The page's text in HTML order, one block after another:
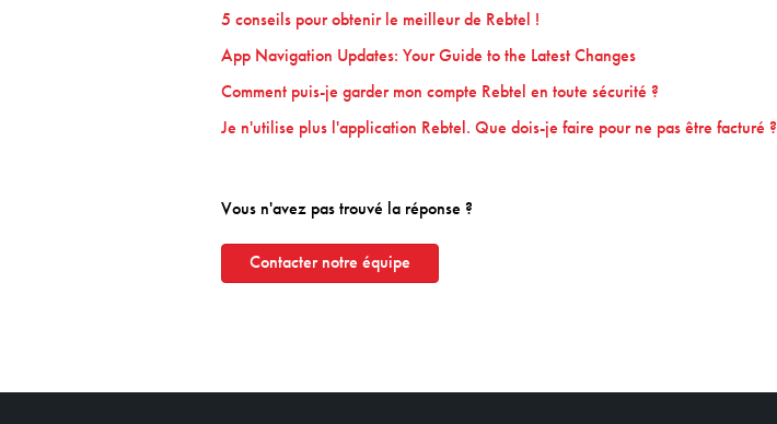
5 conseils pour obtenir le meilleur de Rebtel !
App Navigation Updates: Your Guide to the Latest Changes
Comment puis-je garder mon compte Rebtel en toute sécurité ?
Je n'utilise plus l'application Rebtel. Que dois-je faire pour ne pas être facturé ?
Vous n'avez pas trouvé la réponse ?
Contacter notre équipe